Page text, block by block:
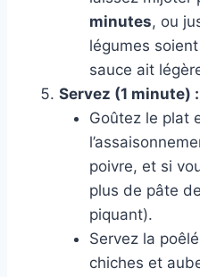
minutes, ou
légumes
sauce ait
Servez (1 minute) :
Goûtez le plat
poivre, et si
plus de pâte
piquant).
Servez la
chiches et